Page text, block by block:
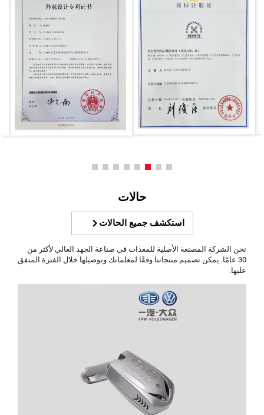
حالات
استكشف جميع الحالات
نحن الشركة المصنعة الأصلية للمعدات في صناعة الجهد العالي لأكثر من
30 عامًا. يمكن تصميم منتجاتنا وفقًا لمعلماتك وتوصيلها خلال الفترة المتفق
عليها.